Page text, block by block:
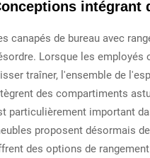
intégrant
canapés de bureau avec
Lorsque les employés
traîner, l'ensemble de
des compartiments
particulièrement important
proposent désormais
des options de